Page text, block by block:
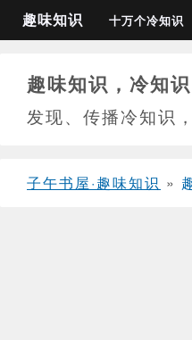
趣味知识 十万个冷知识
趣味知识，冷知
发现、传播冷知识
子午书屋·趣味知识 »